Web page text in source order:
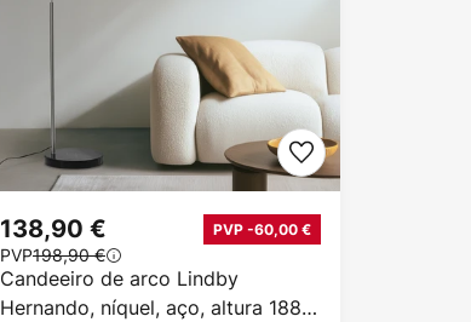
Candeeiro de arco Lindby
Hernando, níquel, aço, altura 188
138,90 € PVP -60,00 €
PVP198,90 €